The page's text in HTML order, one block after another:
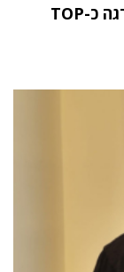
מחקר STKI השנתי: וואן טכנולוגיות דורגה כ-TOP